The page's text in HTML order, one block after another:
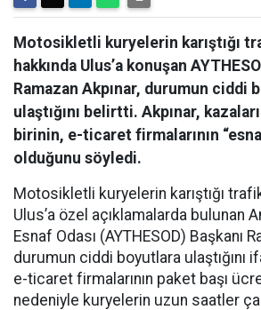
Motosikletli kuryelerin karıştığı
hakkında Ulus’a konuşan
Ramazan Akpınar, durumun ciddi
ulaştığını belirtti. Akpınar,
birinin, e-ticaret firmalarının
olduğunu söyledi.
Motosikletli kuryelerin karıştığı
Ulus’a özel açıklamalarda bulunan
Esnaf Odası (AYTHESOD) Başkanı
durumun ciddi boyutlara ulaştığını
e-ticaret firmalarının paket başı
nedeniyle kuryelerin uzun saatler